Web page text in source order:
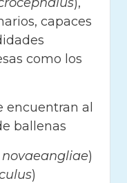
capaces
como los
encuentran al
ballenas
novaeangliae)
)